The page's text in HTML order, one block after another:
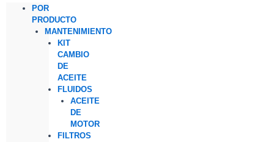
POR
PRODUCTO
MANTENIMIENTO
KIT
CAMBIO
DE
ACEITE
FLUIDOS
ACEITE
DE
MOTOR
FILTROS